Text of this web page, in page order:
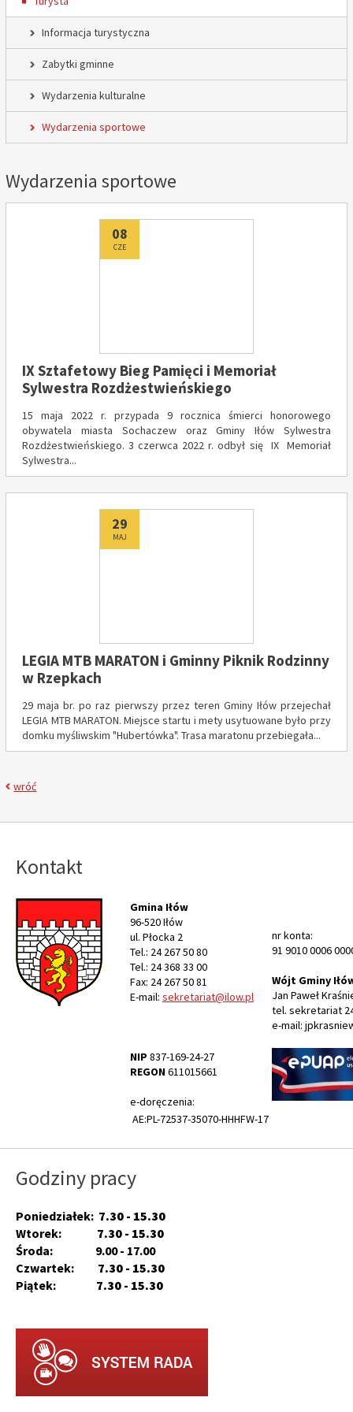
Informacja turystyczna
Zabytki gminne
Wydarzenia kulturalne
Wydarzenia sportowe
Wydarzenia sportowe
Dodano
08
CZE
IX Sztafetowy Bieg Pamięci i Memoriał
Sylwestra Rozdżestwieńskiego
15 maja 2022 r. przypada 9 rocznica śmierci honorowego
obywatela miasta Sochaczew oraz Gminy Iłów Sylwestra
Rozdżestwieńskiego. 3 czerwca 2022 r. odbył się IX Memoriał
Sylwestra...
Dodano
29
MAJ
LEGIA MTB MARATON i Gminny Piknik Rodzinny
w Rzepkach
29 maja br. po raz pierwszy przez teren Gminy Iłów przejechał
LEGIA MTB MARATON. Miejsce startu i mety usytuowane było przy
domku myśliwskim "Hubertówka". Trasa maratonu przebiegała...
wróć
Kontakt
Gmina Iłów
96-520 Iłów
ul. Płocka 2
Tel.: 24 267 50 80
Tel.: 24 368 33 00
Fax: 24 267 50 81
E-mail: sekretariat@ilow.pl
NIP 837-169-24-27
REGON611015661
e-doręczenia:
AE:PL-72537-35070-HHHFW-17
nr konta:
91 9010 0006
Wójt Gminy
Jan Paweł
tel. sekretariat
e-mail:
Godziny pracy
Poniedziałek: 7.30 - 15.30
Wtorek: 7.30 - 15.30
Środa: 9.00 - 17.00
Czwartek: 7.30 - 15.30
Piątek: 7.30 - 15.30